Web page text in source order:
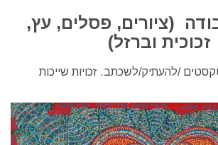
(ציורים, פסלים, עץ,
זכוכית וברזל)
/להעתיק/לשכתב. זכויות שייכות